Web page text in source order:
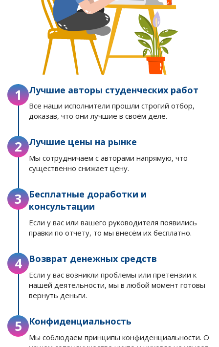
1 Лучшие авторы студенческих работ
Все наши исполнители прошли строгий отбор,
доказав, что они лучшие в своём деле.
2 Лучшие цены на рынке
Мы сотрудничаем с авторами напрямую, что
существенно снижает цену.
3
Бесплатные доработки и
консультации
Если у вас или вашего руководителя появились
правки по отчету, то мы внесём их бесплатно.
4 Возврат денежных средств
Если у вас возникли проблемы или претензии к
нашей деятельности, мы в любой момент готовы
вернуть деньги.
5 Конфиденциальность
Мы соблюдаем принципы конфиденциальности. О